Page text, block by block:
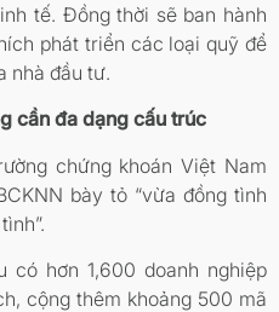
tế. Đồng thời sẽ ban hành
phát triển các loại quỹ để
nhà đầu tư.
cần đa dạng cấu trúc
chứng khoán Việt Nam
bày tỏ “vừa đồng tình
có hơn 1,600 doanh nghiệp
cộng thêm khoảng 500 mã